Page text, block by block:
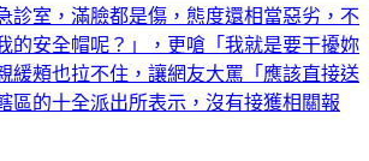
診室，滿臉都是傷，態度還相當惡劣，不
的安全帽呢？」，更嗆「我就是要干擾妳
緩頰也拉不住，讓網友大罵「應該直接送
區的十全派出所表示，沒有接獲相關報